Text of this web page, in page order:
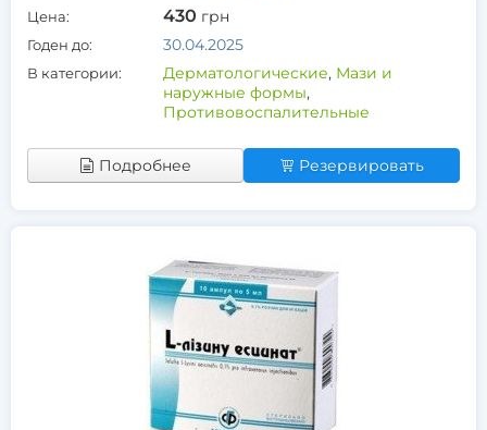
Цена: 430 грн
Годен до: 30.04.2025
В категории: Дерматологические, Мази и
наружные формы,
Противовоспалительные
Подробнее Резервировать